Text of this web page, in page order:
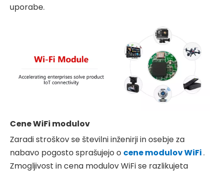
uporabe.
Cene WiFi modulov
Zaradi stroškov se številni inženirji in osebje za
nabavo pogosto sprašujejo o cene modulov WiFi.
Zmogljivost in cena modulov WiFi se razlikujeta